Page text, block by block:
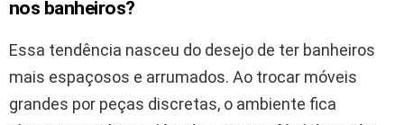
nos banheiros?
Essa tendência nasceu do desejo de ter banheiros
mais espaçosos e arrumados. Ao trocar móveis
grandes por peças discretas, o ambiente fica